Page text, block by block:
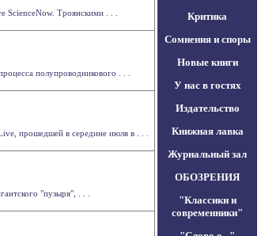
ScienceNow. Троянскими . . .
полупроводникового . . .
прошедшей в середине июля в . . .
"пузыря", . . .
Критика
Сомнения и споры
Новые книги
У нас в гостях
Издательство
Книжная лавка
Журнальный зал
ОБОЗРЕНИЯ
"Классики и
современники"